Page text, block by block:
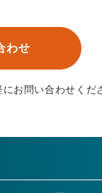
わせ
にお問い合わせくだ